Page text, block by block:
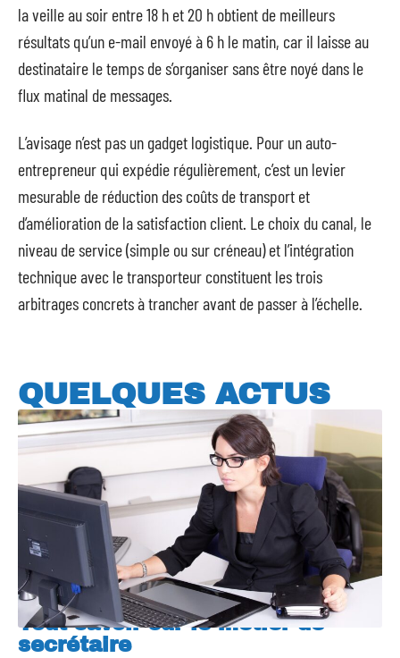
la veille au soir entre 18 h et 20 h obtient de meilleurs
résultats qu’un e-mail envoyé à 6 h le matin, car il laisse au
destinataire le temps de s’organiser sans être noyé dans le
flux matinal de messages.
L’avisage n’est pas un gadget logistique. Pour un auto-
entrepreneur qui expédie régulièrement, c’est un levier
mesurable de réduction des coûts de transport et
d’amélioration de la satisfaction client. Le choix du canal, le
niveau de service (simple ou sur créneau) et l’intégration
technique avec le transporteur constituent les trois
arbitrages concrets à trancher avant de passer à l’échelle.
QUELQUES ACTUS
Tout savoir sur le métier de
secrétaire